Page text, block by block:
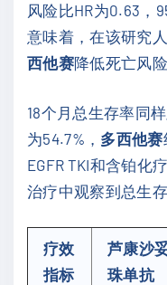
风险比HR为0.63，
意味着，在该研究
西他赛降低死亡风险
18个月总生存率同
为54.7%， 多西他赛
EGFR TKI和含铂化
治疗中观察到总生
疗效
指标
芦康沙
珠单抗